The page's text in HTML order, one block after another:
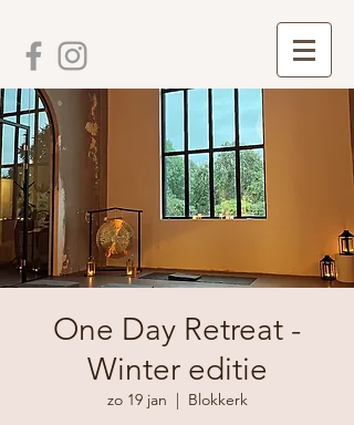
One Day Retreat -
Winter editie
zo 19 jan
  |
Blokkerk